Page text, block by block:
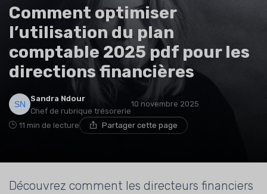
Comment optimiser
l’utilisation du plan
comptable 2025 pdf pour les
directions financières
Sandra Ndour
Chef de rubrique trésorerie
10 novembre 2025
11 min de lecture Partager cette page
Découvrez comment les directeurs financiers